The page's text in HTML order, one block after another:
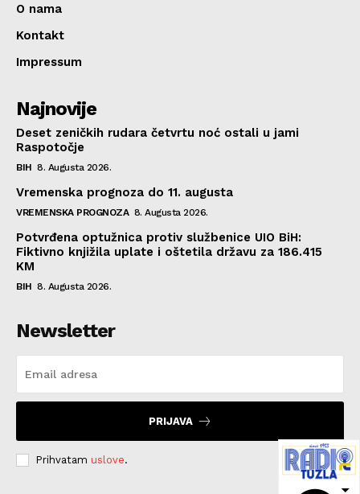
O nama
Kontakt
Impressum
Najnovije
Deset zeničkih rudara četvrtu noć ostali u jami
Raspotočje
BIH 8. Augusta 2026.
Vremenska prognoza do 11. augusta
VREMENSKA PROGNOZA 8. Augusta 2026.
Potvrđena optužnica protiv službenice UIO BiH:
Fiktivno knjižila uplate i oštetila državu za 186.415
KM
BIH 8. Augusta 2026.
Newsletter
PRIJAVA
Prihvatam uslove.